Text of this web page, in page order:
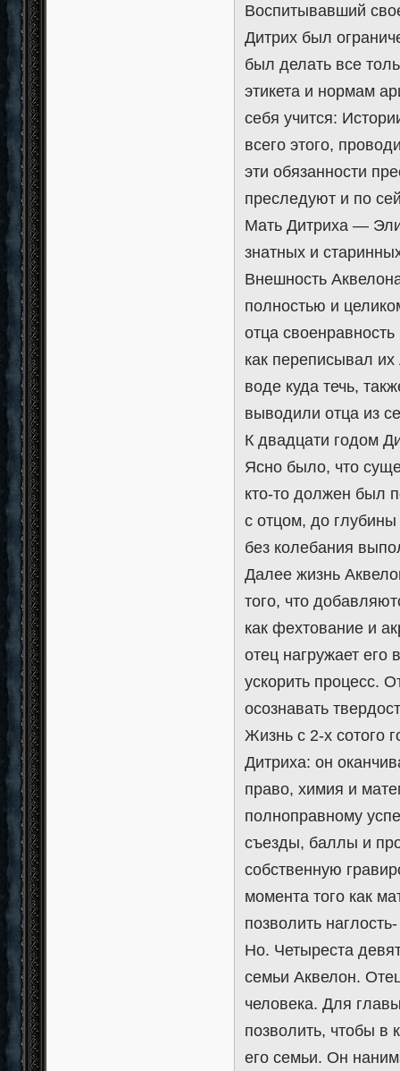
Воспитывавший
Дитрих был
был делать все
этикета и нормам
себя учится:
всего этого,
эти обязанности
преследуют и по
Мать Дитриха —
знатных и
Внешность
полностью и
отца
как переписывал
воде куда течь,
выводили отца из
К двадцати годом
Ясно было, что
кто-то должен был
с отцом, до
без колебания
Далее жизнь
того, что
как фехтование и
отец нагружает
ускорить процесс.
осознавать
Жизнь с 2-х сотого
Дитриха: он
право, химия и
полноправному
съезды, баллы и
собственную
момента того как
позволить
Но. Четыреста
семьи Аквелон.
человека. Для
позволить, чтобы в
его семьи. Он